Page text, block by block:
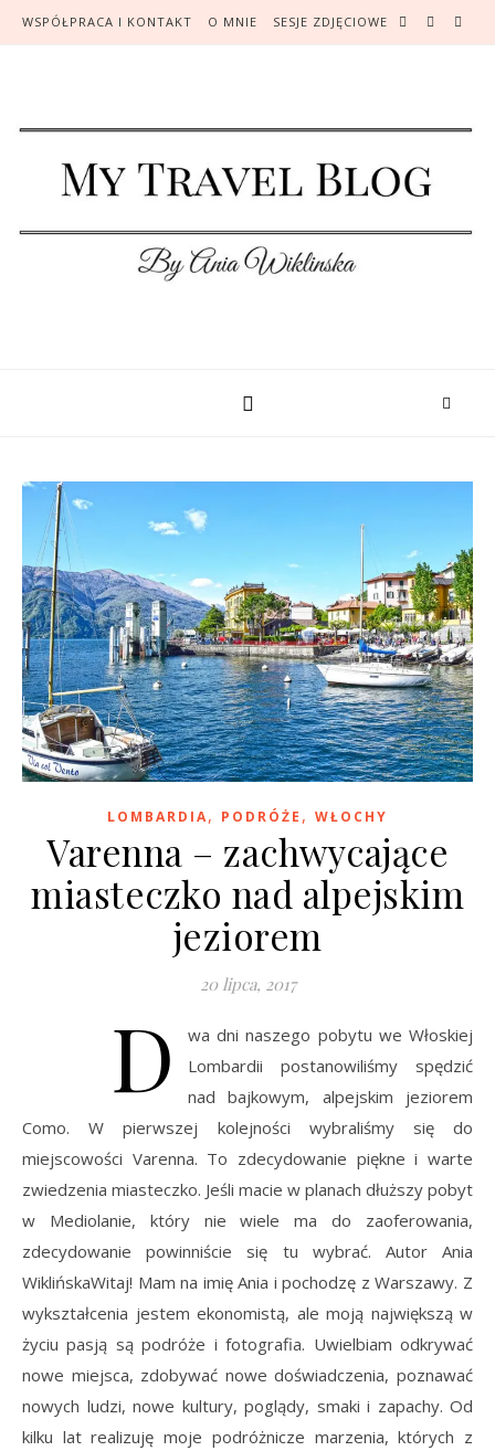
WSPÓŁPRACA I KONTAKT O MNIE SESJE ZDJĘCIOWE
LOMBARDIA, PODRÓŻE , WŁOCHY
Varenna – zachwycające
miasteczko nad alpejskim
jeziorem
20 lipca, 2017
D
wa dni naszego pobytu we Włoskiej
Lombardii postanowiliśmy spędzić
nad bajkowym, alpejskim jeziorem
Como. W pierwszej kolejności wybraliśmy się do
miejscowości Varenna. To zdecydowanie piękne i warte
zwiedzenia miasteczko. Jeśli macie w planach dłuższy pobyt
w Mediolanie, który nie wiele ma do zaoferowania,
zdecydowanie powinniście się tu wybrać. Autor Ania
WiklińskaWitaj! Mam na imię Ania i pochodzę z Warszawy. Z
wykształcenia jestem ekonomistą, ale moją największą w
życiu pasją są podróże i fotografia. Uwielbiam odkrywać
nowe miejsca, zdobywać nowe doświadczenia, poznawać
nowych ludzi, nowe kultury, poglądy, smaki i zapachy. Od
kilku lat realizuję moje podróżnicze marzenia, których z